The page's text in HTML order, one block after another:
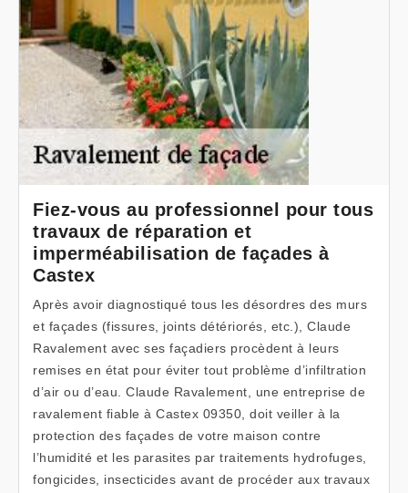
Fiez-vous au professionnel pour tous
travaux de réparation et
imperméabilisation de façades à
Castex
Après avoir diagnostiqué tous les désordres des murs
et façades (fissures, joints détériorés, etc.), Claude
Ravalement avec ses façadiers procèdent à leurs
remises en état pour éviter tout problème d’infiltration
d’air ou d’eau. Claude Ravalement, une entreprise de
ravalement fiable à Castex 09350, doit veiller à la
protection des façades de votre maison contre
l’humidité et les parasites par traitements hydrofuges,
fongicides, insecticides avant de procéder aux travaux